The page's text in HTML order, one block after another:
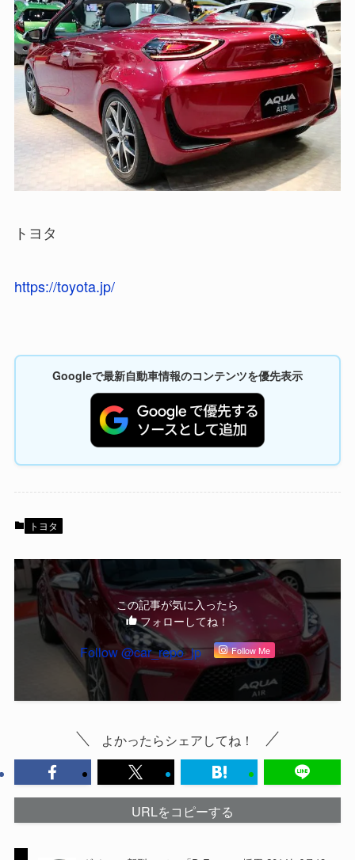
トヨタ
https://toyota.jp/
Googleで最新自動車情報のコンテンツを優先表示
トヨタ
この記事が気に入ったら
フォローしてね！
Follow @car_repo_jp Follow Me
よかったらシェアしてね！
URLをコピーする